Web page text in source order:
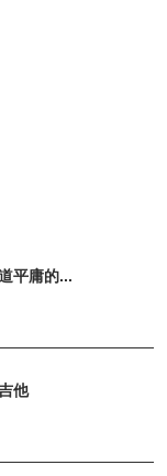
平庸的...
他